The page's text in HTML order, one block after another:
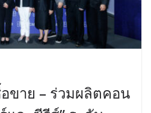
ขาย – ร่วมผลิตคอน